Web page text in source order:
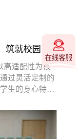
就校园新
高适配性为核
过灵活定制的
生的身心特点
时内置的减震
，丰富的个性
提升了整体视
在线客服